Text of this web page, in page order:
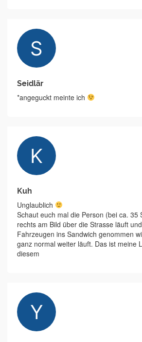
Seidlär
*angeguckt meinte ich
Kuh
Unglaublich
Schaut euch mal die Person (bei ca. 35
rechts am Bild über die Strasse läuft
Fahrzeugen ins Sandwich genommen
ganz normal weiter läuft. Das ist meine
diesem